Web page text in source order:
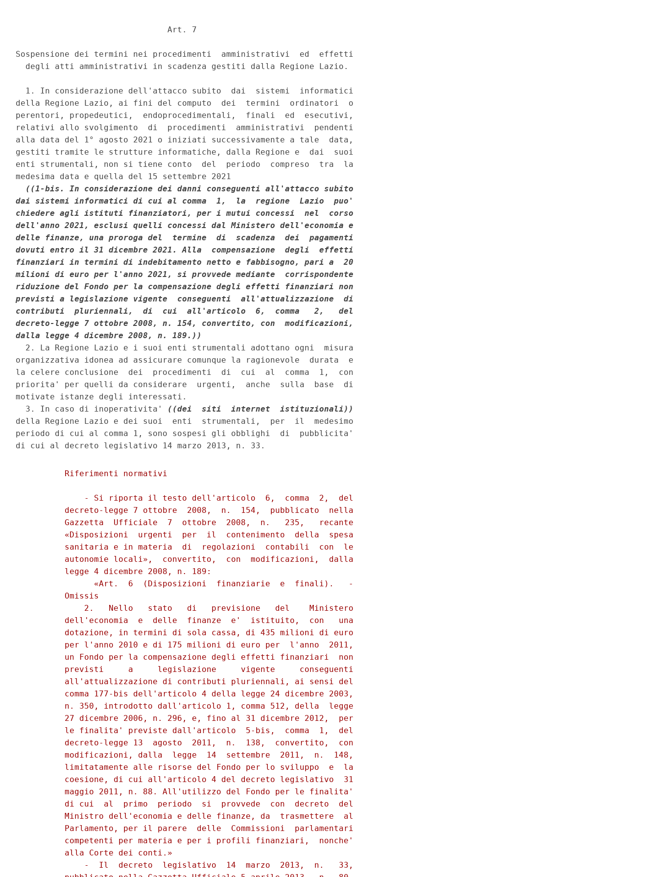
                               Art. 7
Sospensione dei termini nei procedimenti  amministrativi  ed  effetti
  degli atti amministrativi in scadenza gestiti dalla Regione Lazio.
  1. In considerazione dell'attacco subito  dai  sistemi  informatici
della Regione Lazio, ai fini del computo  dei  termini  ordinatori  o
perentori, propedeutici,  endoprocedimentali,  finali  ed  esecutivi,
relativi allo svolgimento  di  procedimenti  amministrativi  pendenti
alla data del 1° agosto 2021 o iniziati successivamente a tale  data,
gestiti tramite le strutture informatiche, dalla Regione e  dai  suoi
enti strumentali, non si tiene conto  del  periodo  compreso  tra  la
medesima data e quella del 15 settembre 2021
((1-bis. In considerazione dei danni conseguenti all'attacco subito
dai sistemi informatici di cui al comma  1,  la  regione  Lazio  puo'
chiedere agli istituti finanziatori, per i mutui concessi  nel  corso
dell'anno 2021, esclusi quelli concessi dal Ministero dell'economia e
delle finanze, una proroga del  termine  di  scadenza  dei  pagamenti
dovuti entro il 31 dicembre 2021. Alla  compensazione  degli  effetti
finanziari in termini di indebitamento netto e fabbisogno, pari a  20
milioni di euro per l'anno 2021, si provvede mediante  corrispondente
riduzione del Fondo per la compensazione degli effetti finanziari non
previsti a legislazione vigente  conseguenti  all'attualizzazione  di
contributi  pluriennali,  di  cui  all'articolo  6,  comma   2,   del
decreto-legge 7 ottobre 2008, n. 154, convertito, con  modificazioni,
dalla legge 4 dicembre 2008, n. 189.))
  2. La Regione Lazio e i suoi enti strumentali adottano ogni  misura
organizzativa idonea ad assicurare comunque la ragionevole  durata  e
la celere conclusione  dei  procedimenti  di  cui  al  comma  1,  con
priorita' per quelli da considerare  urgenti,  anche  sulla  base  di
motivate istanze degli interessati.
  3. In caso di inoperativita'
((dei  siti  internet  istituzionali))
della Regione Lazio e dei suoi  enti  strumentali,  per  il  medesimo
periodo di cui al comma 1, sono sospesi gli obblighi  di  pubblicita'
          Riferimenti normativi
              - Si riporta il testo dell'articolo  6,  comma  2,  del
          decreto-legge 7 ottobre  2008,  n.  154,  pubblicato  nella
          Gazzetta  Ufficiale  7  ottobre  2008,  n.   235,   recante
          «Disposizioni  urgenti  per  il  contenimento  della  spesa
          sanitaria e in materia  di  regolazioni  contabili  con  le
          autonomie locali»,  convertito,  con  modificazioni,  dalla
          legge 4 dicembre 2008, n. 189:
                «Art.  6  (Disposizioni  finanziarie  e  finali).   -
          Omissis
              2.   Nello   stato   di   previsione   del    Ministero
          dell'economia  e  delle  finanze  e'  istituito,  con   una
          dotazione, in termini di sola cassa, di 435 milioni di euro
          per l'anno 2010 e di 175 milioni di euro per  l'anno  2011,
          un Fondo per la compensazione degli effetti finanziari  non
          previsti     a     legislazione     vigente     conseguenti
          all'attualizzazione di contributi pluriennali, ai sensi del
          comma 177-bis dell'articolo 4 della legge 24 dicembre 2003,
          n. 350, introdotto dall'articolo 1, comma 512, della  legge
          27 dicembre 2006, n. 296, e, fino al 31 dicembre 2012,  per
          le finalita' previste dall'articolo  5-bis,  comma  1,  del
          decreto-legge 13  agosto  2011,  n.  138,  convertito,  con
          modificazioni, dalla  legge  14  settembre  2011,  n.  148,
          limitatamente alle risorse del Fondo per lo sviluppo  e  la
          coesione, di cui all'articolo 4 del decreto legislativo  31
          maggio 2011, n. 88. All'utilizzo del Fondo per le finalita'
          di cui  al  primo  periodo  si  provvede  con  decreto  del
          Ministro dell'economia e delle finanze, da  trasmettere  al
          Parlamento, per il parere  delle  Commissioni  parlamentari
          competenti per materia e per i profili finanziari,  nonche'
          alla Corte dei conti.»
              -  Il  decreto  legislativo  14  marzo  2013,  n.   33,